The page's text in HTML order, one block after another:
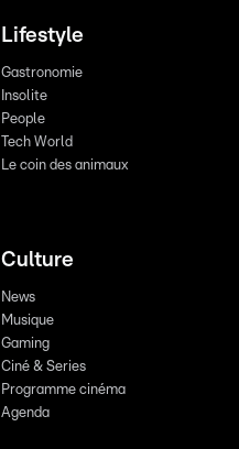
Lifestyle
Gastronomie
Insolite
People
Tech World
Le coin des animaux
Culture
News
Musique
Gaming
Ciné & Series
Programme cinéma
Agenda